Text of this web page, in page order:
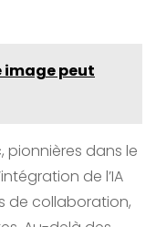
image peut
pionnières dans le
de l’IA
de collaboration,